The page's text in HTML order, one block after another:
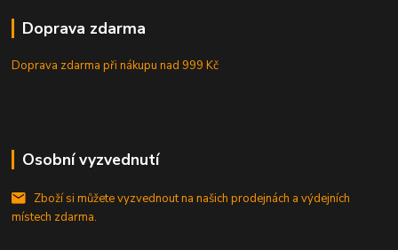
Doprava zdarma
Doprava zdarma při nákupunad 999 Kč
Osobní vyzvednutí
Zboží si můžete vyzvednout na našich prodejnách a výdejních
místech zdarma.